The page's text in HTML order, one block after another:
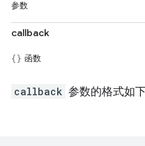
参数
callback
函数
callback 参数的格式如下